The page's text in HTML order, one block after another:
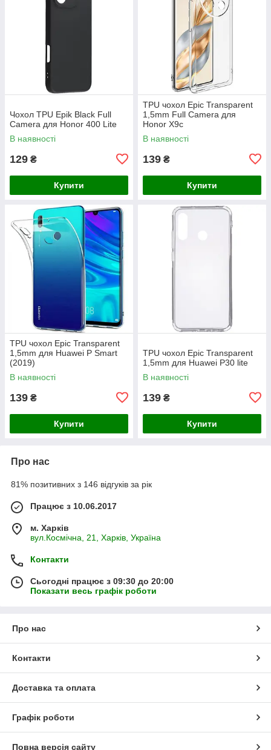
Чохол TPU Epik Black Full
Camera для Honor 400 Lite
В наявності
129 ₴
Купити
TPU чохол Epic Transparent
1,5mm Full Camera для
Honor X9c
В наявності
139 ₴
Купити
TPU чохол Epic Transparent
1,5mm для Huawei P Smart
(2019)
В наявності
139 ₴
Купити
TPU чохол Epic Transparent
1,5mm для Huawei P30 lite
В наявності
139 ₴
Купити
Про нас
81% позитивних з 146 відгуків за рік
Працює з 10.06.2017
м. Харків
вул.Космічна, 21, Харків, Україна
Контакти
Сьогодні працює з 09:30 до 20:00
Показати весь графік роботи
Про нас
Контакти
Доставка та оплата
Графік роботи
Повна версія сайту